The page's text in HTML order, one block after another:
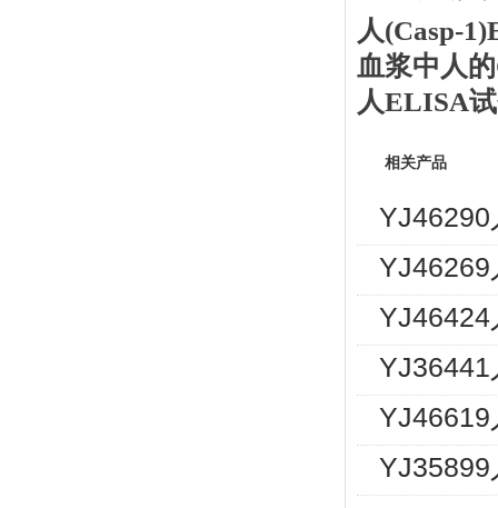
人(Casp-1)
血浆中 人的
人ELISA
相关产品
YJ46290
YJ46269
YJ46424
YJ36441
YJ46619
YJ35899